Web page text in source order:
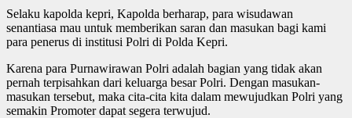
Selaku kapolda kepri, Kapolda berharap, para wisudawan
senantiasa mau untuk memberikan saran dan masukan bagi kami
para penerus di institusi Polri di Polda Kepri.
Karena para Purnawirawan Polri adalah bagian yang tidak akan
pernah terpisahkan dari keluarga besar Polri. Dengan masukan-
masukan tersebut, maka cita-cita kita dalam mewujudkan Polri yang
semakin Promoter dapat segera terwujud.